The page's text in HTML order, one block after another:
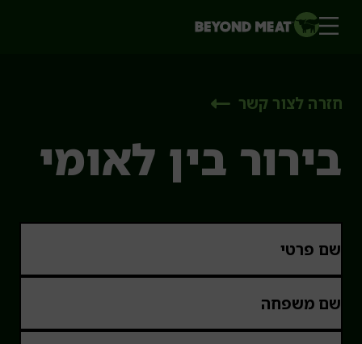
חזרה לצור קשר
בירור בין לאומי
שם פרטי
שם משפחה